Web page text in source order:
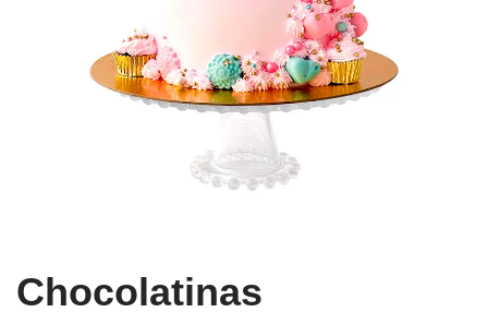
Chocolatinas